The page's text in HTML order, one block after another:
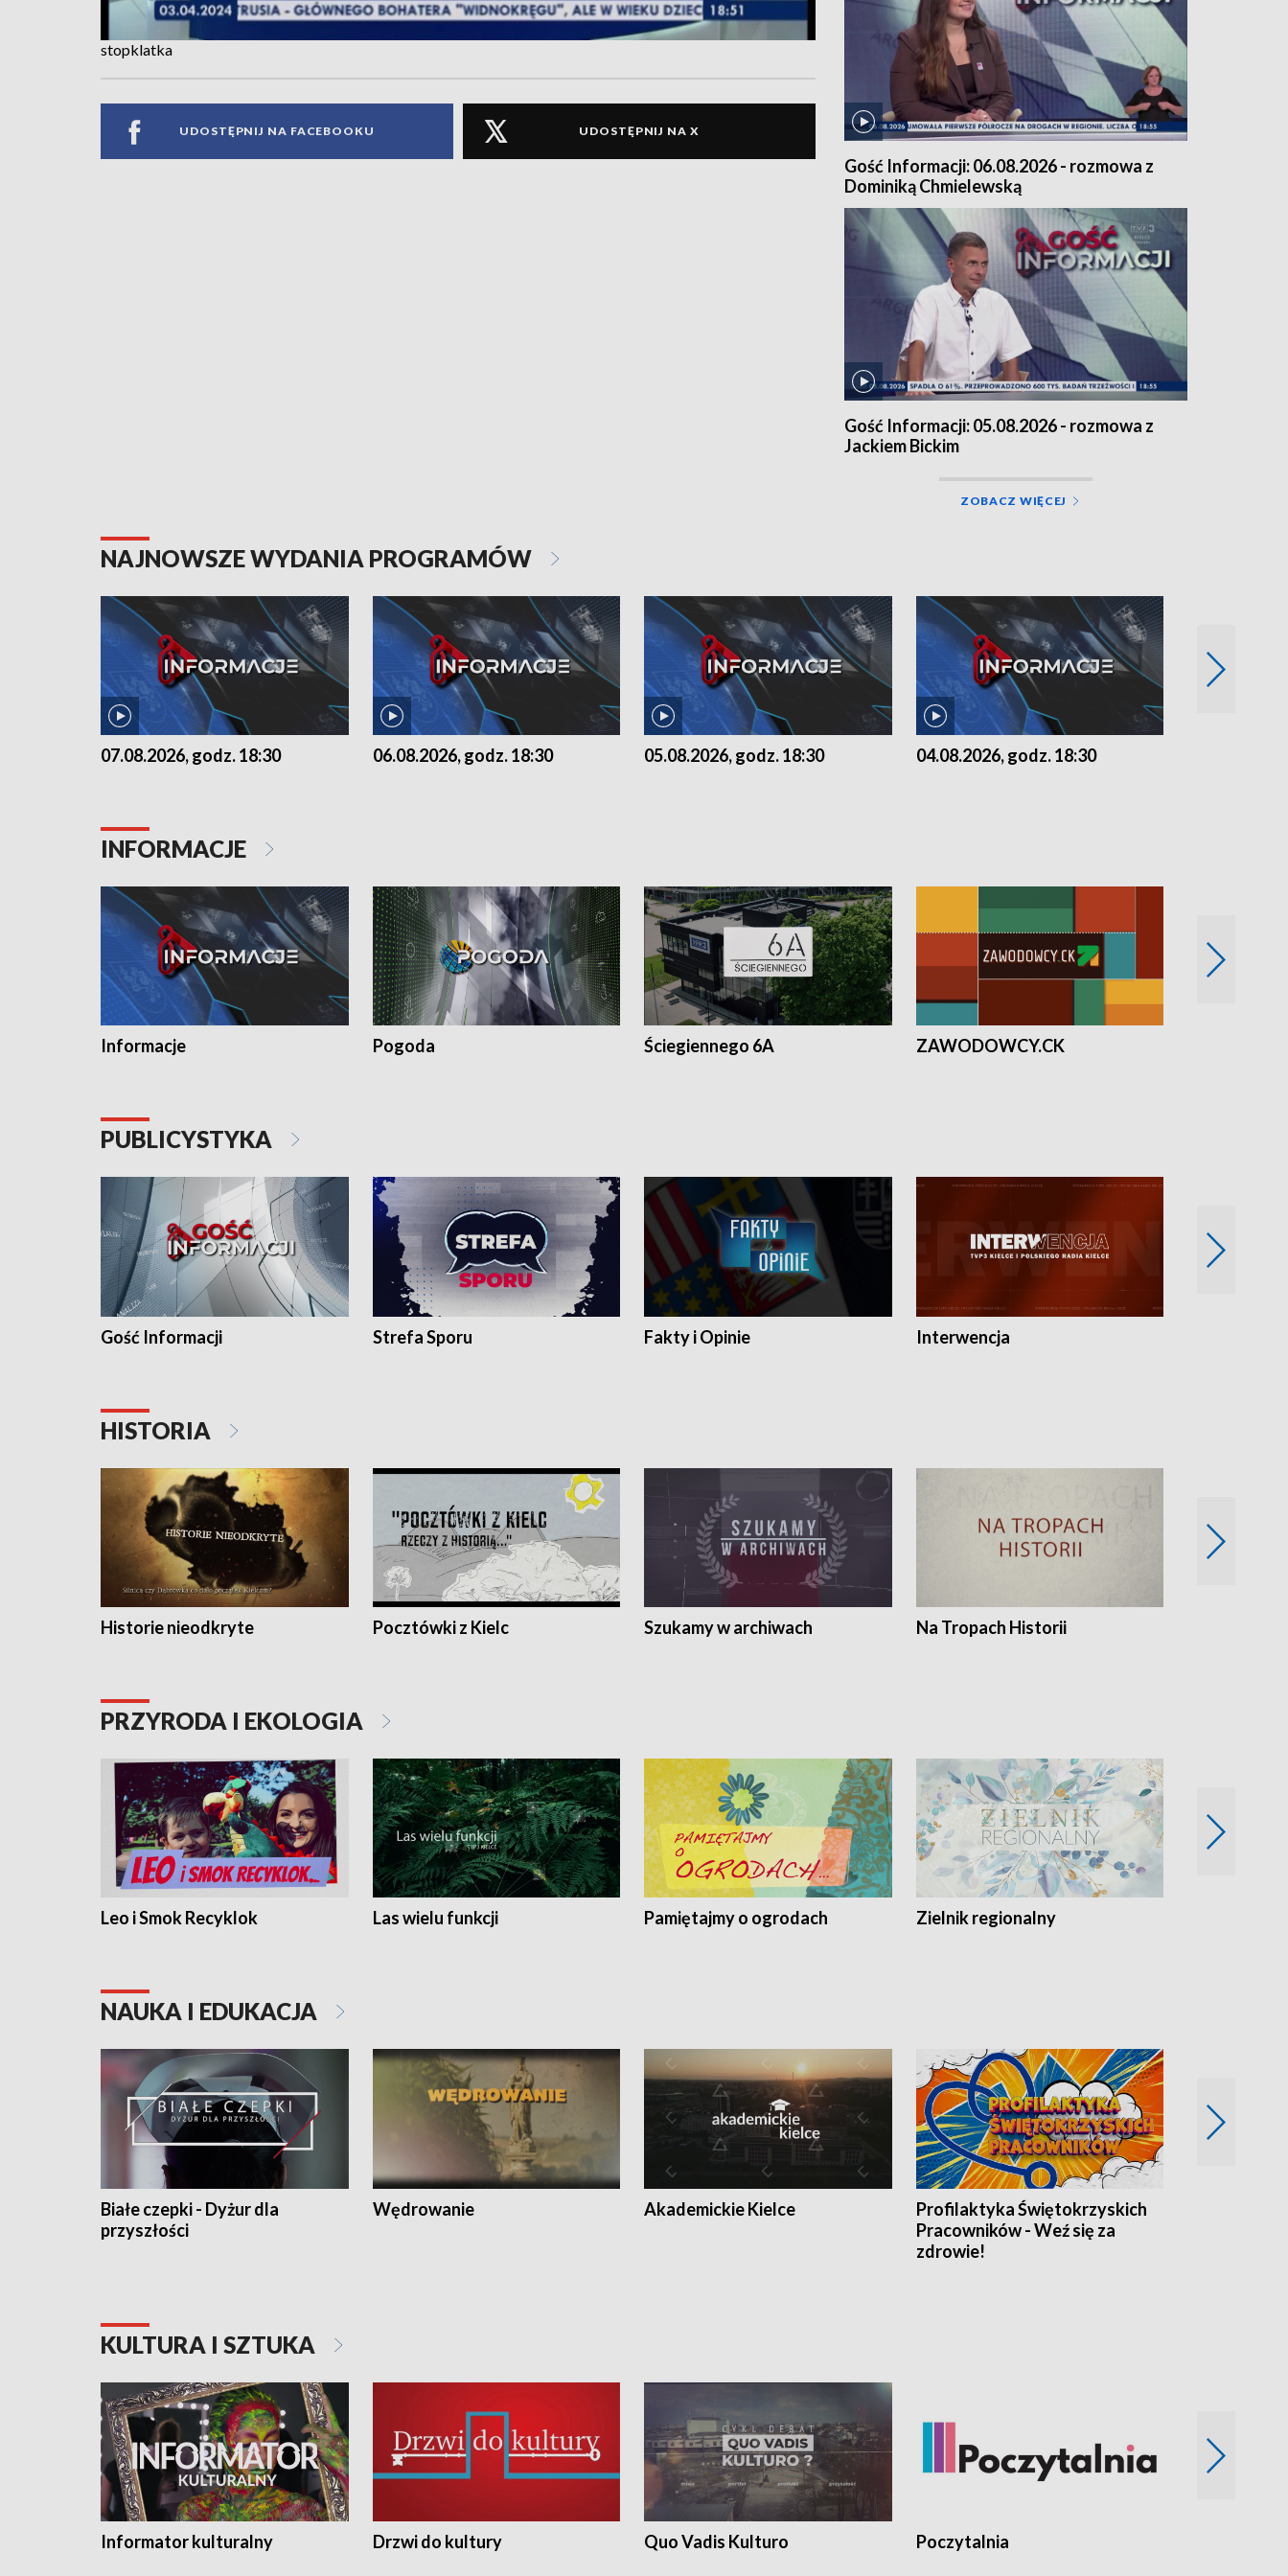
stopklatka
UDOSTĘPNIJ NA FACEBOOKU UDOSTĘPNIJ NA X
Gość Informacji: 06.08.2026 - rozmowa z
Dominiką Chmielewską
Gość Informacji: 05.08.2026 - rozmowa z
Jackiem Bickim
ZOBACZ WIĘCEJ
NAJNOWSZE WYDANIA PROGRAMÓW
07.08.2026, godz. 18:30 06.08.2026, godz. 18:30 05.08.2026, godz. 18:30 04.08.2026, godz. 18:30
INFORMACJE
Informacje Pogoda Ściegiennego 6A ZAWODOWCY.CK
PUBLICYSTYKA
Gość Informacji Strefa Sporu Fakty i Opinie Interwencja
HISTORIA
Historie nieodkryte Pocztówki z Kielc Szukamy w archiwach Na Tropach Historii
PRZYRODA I EKOLOGIA
Leo i Smok Recyklok Las wielu funkcji Pamiętajmy o ogrodach Zielnik regionalny
NAUKA I EDUKACJA
Białe czepki - Dyżur dla
przyszłości
Wędrowanie Akademickie Kielce
Profilaktyka Świętokrzyskich
Pracowników - Weź się za
zdrowie!
KULTURA I SZTUKA
Informator kulturalny Drzwi do kultury Quo Vadis Kulturo Poczytalnia